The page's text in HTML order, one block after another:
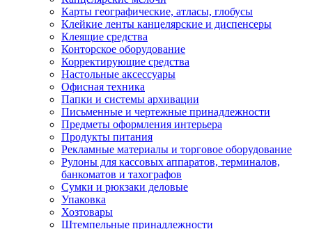
Карты географические, атласы, глобусы
Клейкие ленты канцелярские и диспенсеры
Клеящие средства
Конторское оборудование
Корректирующие средства
Настольные аксессуары
Офисная техника
Папки и системы архивации
Письменные и чертежные принадлежности
Предметы оформления интерьера
Продукты питания
Рекламные материалы и торговое оборудование
Рулоны для кассовых аппаратов, терминалов,
банкоматов и тахографов
Сумки и рюкзаки деловые
Упаковка
Хозтовары
Штемпельные принадлежности